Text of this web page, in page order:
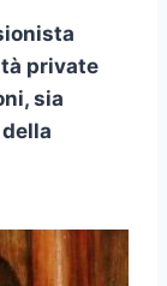
private
sia